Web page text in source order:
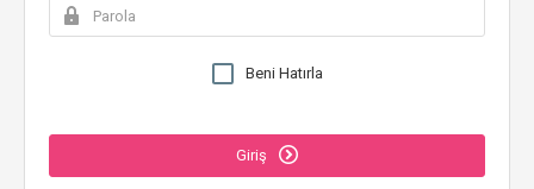
Beni Hatırla
Giriş